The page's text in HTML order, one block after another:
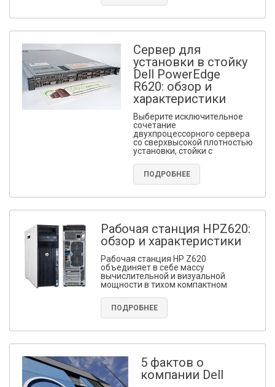
Сервер для
установки в стойку
Dell PowerEdge
R620: обзор и
характеристики
Выберите исключительное
сочетание
двухпроцессорного сервера
со сверхвысокой плотностью
установки, стойки с
ПОДРОБНЕЕ
Рабочая станция HPZ620:
обзор и характеристики
Рабочая станция HP Z620
объединяет в себе массу
вычислительной и визуальной
мощности в тихом компактном
ПОДРОБНЕЕ
5 фактов о
компании Dell